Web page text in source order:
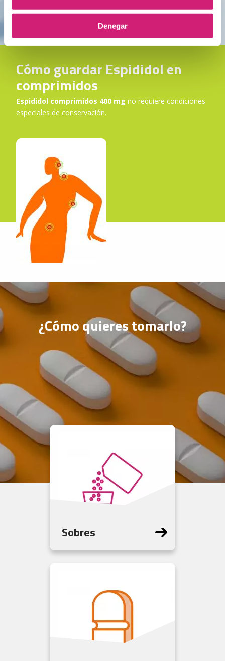
Denegar
disponible en envases de 18 comprimidos.
Cómo guardar Espididol en
comprimidos
Espididol comprimidos 400 mg no requiere condiciones
especiales de conservación.
¿Cómo quieres tomarlo?
Sobres